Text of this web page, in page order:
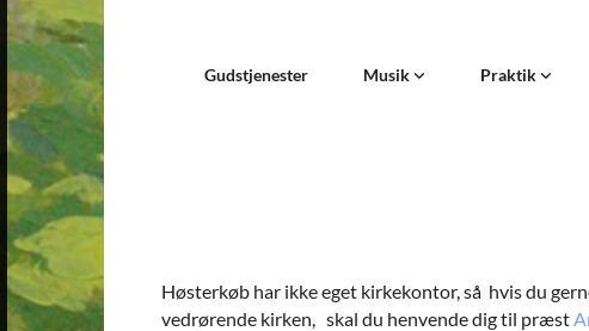
Gudstjenester Musik Praktik
Høsterkøb har ikke eget kirkekontor, så hvis du
vedrørende kirken, skal du henvende dig til præst